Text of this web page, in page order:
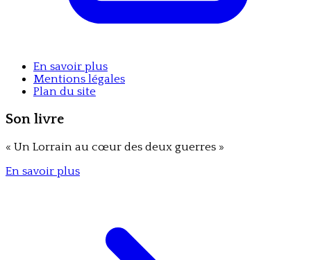
En savoir plus
Mentions légales
Plan du site
Son livre
« Un Lorrain au cœur des deux guerres »
En savoir plus